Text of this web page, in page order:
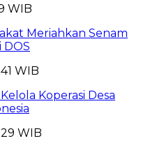
WIB
Meriahkan Senam
DOS
WIB
Koperasi Desa
WIB